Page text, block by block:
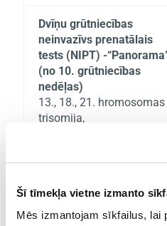
Šī tīmekļa vietne izmanto
Mēs izmantojam sīkfailus, lai
Dvīņu grūtniecības
neinvazīvs prenatālais
tests (NIPT) -
(no 10. grūtniecības
nedēļas)
13., 18., 21. hromosomas
trisomija,
IVF grūtniecības
neinvazīvs prenatālais
tests (NIPT) -